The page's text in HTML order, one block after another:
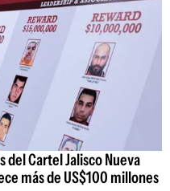
del Cartel Jalisco Nueva
más de US$100 millones